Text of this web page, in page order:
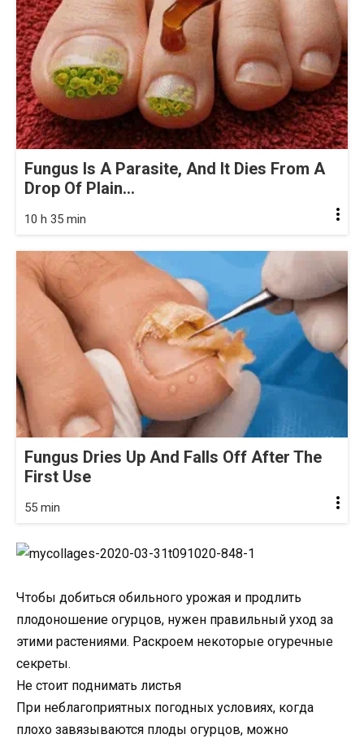
Fungus Is A Parasite, And It Dies From A
Drop Of Plain...
10 h 35 min
Fungus Dries Up And Falls Off After The
First Use
55 min
Чтобы добиться обильного урожая и продлить
плодоношение огурцов, нужен правильный уход за
этими растениями. Раскроем некоторые огуречные
секреты.
Не стоит поднимать листья
При неблагоприятных погодных условиях, когда
плохо завязываются плоды огурцов, можно